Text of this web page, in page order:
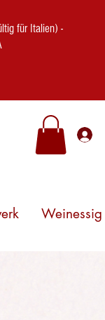
für Italien) -
Weinessig